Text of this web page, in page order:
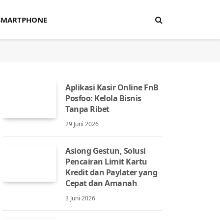
Aplikasi Kasir Online FnB
Posfoo: Kelola Bisnis
Tanpa Ribet
29 Juni 2026
Asiong Gestun, Solusi
Pencairan Limit Kartu
Kredit dan Paylater yang
Cepat dan Amanah
3 Juni 2026